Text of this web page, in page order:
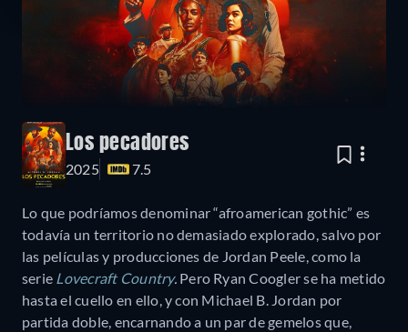
Los pecadores
2025 7.5
Lo que podríamos denominar “afroamerican gothic” es
todavía un territorio no demasiado explorado, salvo por
las películas y producciones de Jordan Peele, como la
serie Lovecraft Country.Pero Ryan Coogler se ha metido
hasta el cuello en ello, y con Michael B. Jordan por
partida doble, encarnando a un par de gemelos que,